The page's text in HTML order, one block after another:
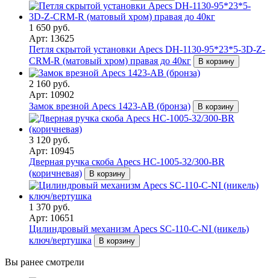
1 650 руб.
Арт: 13625
Петля скрытой установки Apecs DH-1130-95*23*5-3D-Z-
CRM-R (матовый хром) правая до 40кг
В корзину
2 160 руб.
Арт: 10902
Замок врезной Apecs 1423-AB (бронза)
В корзину
3 120 руб.
Арт: 10945
Дверная ручка скоба Apecs HC-1005-32/300-BR
(коричневая)
В корзину
1 370 руб.
Арт: 10651
Цилиндровый механизм Apecs SC-110-C-NI (никель)
ключ/вертушка
В корзину
Вы ранее смотрели